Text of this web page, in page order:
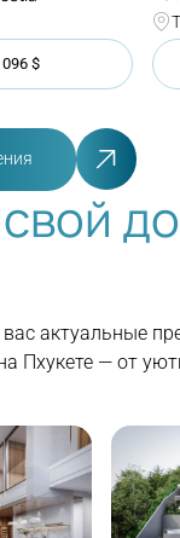
096 $
свой
актуальные
Пхукете — от